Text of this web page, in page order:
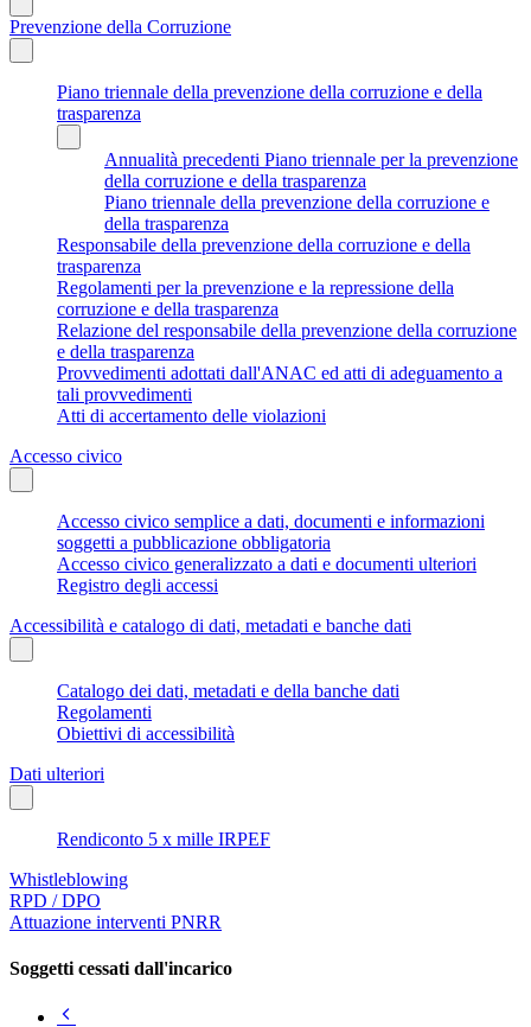
Prevenzione della Corruzione
Piano triennale della prevenzione della corruzione e della
trasparenza
Annualità precedenti Piano triennale per la prevenzione
della corruzione e della trasparenza
Piano triennale della prevenzione della corruzione e
della trasparenza
Responsabile della prevenzione della corruzione e della
trasparenza
Regolamenti per la prevenzione e la repressione della
corruzione e della trasparenza
Relazione del responsabile della prevenzione della corruzione
e della trasparenza
Provvedimenti adottati dall'ANAC ed atti di adeguamento a
tali provvedimenti
Atti di accertamento delle violazioni
Accesso civico
Accesso civico semplice a dati, documenti e informazioni
soggetti a pubblicazione obbligatoria
Accesso civico generalizzato a dati e documenti ulteriori
Registro degli accessi
Accessibilità e catalogo di dati, metadati e banche dati
Catalogo dei dati, metadati e della banche dati
Regolamenti
Obiettivi di accessibilità
Dati ulteriori
Rendiconto 5 x mille IRPEF
Whistleblowing
RPD / DPO
Attuazione interventi PNRR
Soggetti cessati dall'incarico